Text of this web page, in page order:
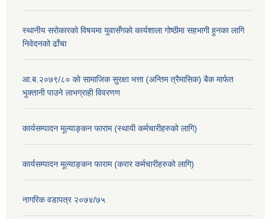
स्थानीय सरोकारको विषयमा युवासँगको कार्यशाला गोष्ठीमा सहभागी हुनका लागि
निवेदनको ढाँचा
आ.ब.२०७९/८० काे सामाजिक सुरक्षा भत्ता (अन्तिम त्रैमासिक) बैक मार्फत
भुक्तानी पाउने लाभग्राही विवरणण
कार्यसम्पादन मूल्याङ्कन फाराम (स्थायी कर्मचारीहरुको लागि)
कार्यसम्पादन मूल्याङ्कन फाराम (करार कर्मचारीहरुको लागि)
नागरिक वडापत्र २०७४/७५